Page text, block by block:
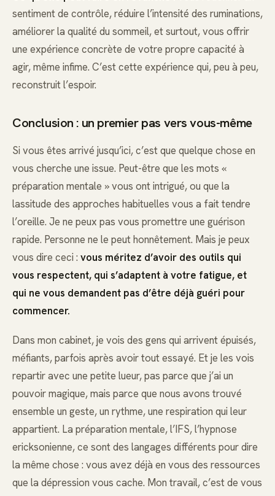
sentiment de contrôle, réduire l’intensité des ruminations,
améliorer la qualité du sommeil, et surtout, vous offrir
une expérience concrète de votre propre capacité à
agir, même infime. C’est cette expérience qui, peu à peu,
reconstruit l’espoir.
Conclusion : un premier pas vers vous-même
Si vous êtes arrivé jusqu’ici, c’est que quelque chose en
vous cherche une issue. Peut-être que les mots «
préparation mentale » vous ont intrigué, ou que la
lassitude des approches habituelles vous a fait tendre
l’oreille. Je ne peux pas vous promettre une guérison
rapide. Personne ne le peut honnêtement. Mais je peux
vous dire ceci : vous méritez d’avoir des outils qui
vous respectent, qui s’adaptent à votre fatigue, et
qui ne vous demandent pas d’être déjà guéri pour
commencer.
Dans mon cabinet, je vois des gens qui arrivent épuisés,
méfiants, parfois après avoir tout essayé. Et je les vois
repartir avec une petite lueur, pas parce que j’ai un
pouvoir magique, mais parce que nous avons trouvé
ensemble un geste, un rythme, une respiration qui leur
appartient. La préparation mentale, l’IFS, l’hypnose
ericksonienne, ce sont des langages différents pour dire
la même chose : vous avez déjà en vous des ressources
que la dépression vous cache. Mon travail, c’est de vous